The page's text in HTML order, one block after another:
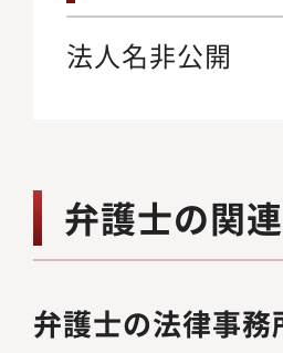
法人名非公開
弁護士の関
弁護士の法律事